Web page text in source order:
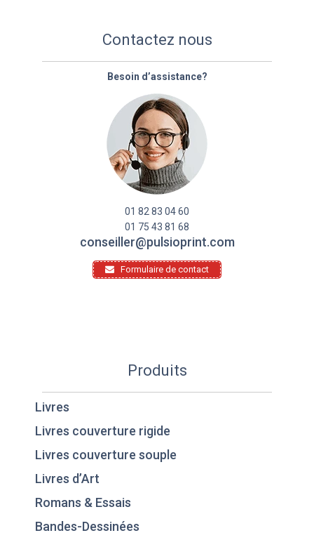
Contactez nous
Besoin d’assistance?
01 82 83 04 60
01 75 43 81 68
conseiller@pulsioprint.com
Formulaire de contact
Produits
Livres
Livres couverture rigide
Livres couverture souple
Livres d’Art
Romans & Essais
Bandes-Dessinées